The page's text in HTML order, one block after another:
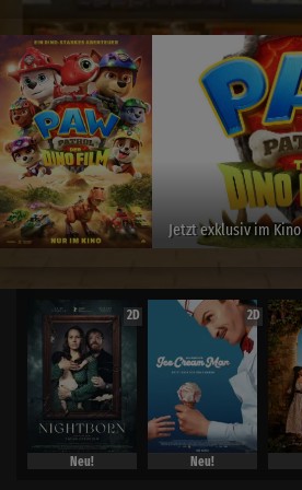
Jetzt exklusiv im Kino
2D
Neu!
2D
Neu!